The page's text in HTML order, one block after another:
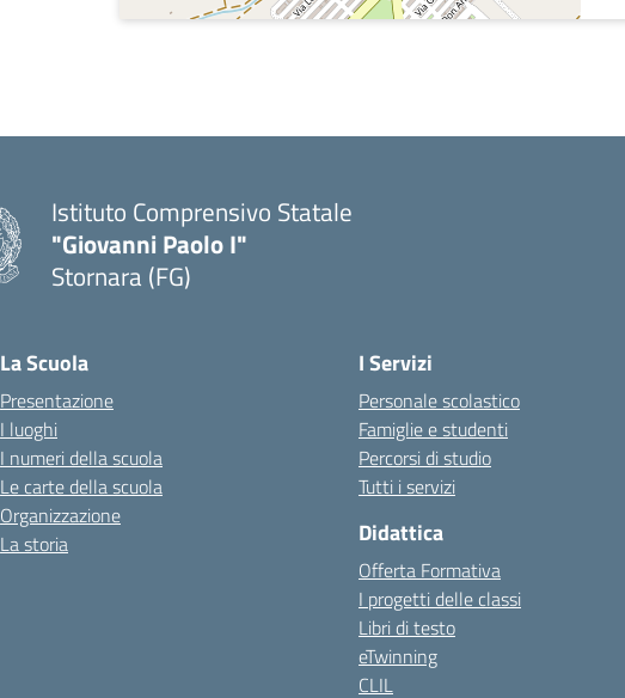
Istituto Comprensivo Statale
"Giovanni Paolo I"
Stornara (FG)
La Scuola
Presentazione
I luoghi
I numeri della scuola
Le carte della scuola
Organizzazione
La storia
I Servizi
Personale scolastico
Famiglie e studenti
Percorsi di studio
Tutti i servizi
Didattica
Offerta Formativa
I progetti delle classi
Libri di testo
eTwinning
CLIL